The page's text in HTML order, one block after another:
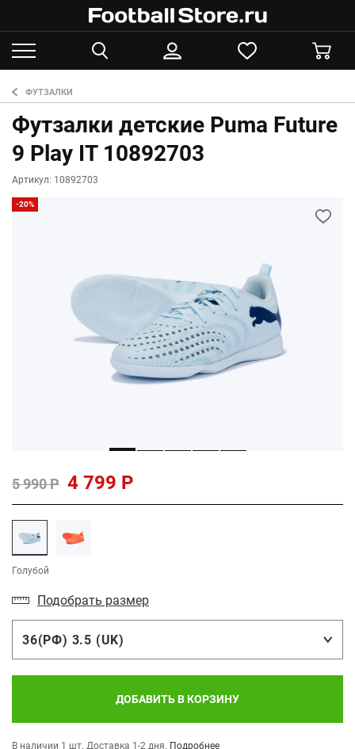
ФУТЗАЛКИ
Футзалки детские Puma Future
9 Play IT 10892703
Артикул: 10892703
-20%
5 990 Р 4 799 Р
Голубой
Подобрать размер
36(РФ) 3.5 (UK)
ДОБАВИТЬ В КОРЗИНУ
В наличии 1 шт. Доставка 1-2 дня. Подробнее